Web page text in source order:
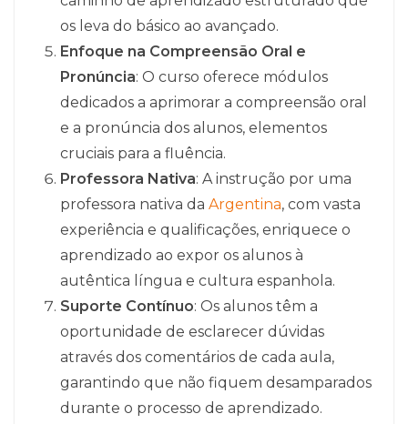
os leva do básico ao avançado.
Enfoque na Compreensão Oral e
Pronúncia: O curso oferece módulos
dedicados a aprimorar a compreensão oral
e a pronúncia dos alunos, elementos
cruciais para a fluência.
Professora Nativa: A instrução por uma
professora nativa da Argentina, com vasta
experiência e qualificações, enriquece o
aprendizado ao expor os alunos à
autêntica língua e cultura espanhola.
Suporte Contínuo: Os alunos têm a
oportunidade de esclarecer dúvidas
através dos comentários de cada aula,
garantindo que não fiquem desamparados
durante o processo de aprendizado.